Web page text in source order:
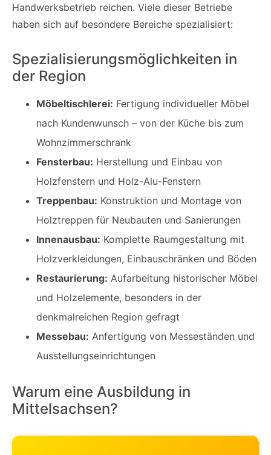
Handwerksbetrieb reichen. Viele dieser Betriebe
haben sich auf besondere Bereiche spezialisiert:
Spezialisierungsmöglichkeiten in
der Region
Möbeltischlerei: Fertigung individueller Möbel
nach Kundenwunsch – von der Küche bis zum
Wohnzimmerschrank
Fensterbau: Herstellung und Einbau von
Holzfenstern und Holz-Alu-Fenstern
Treppenbau: Konstruktion und Montage von
Holztreppen für Neubauten und Sanierungen
Innenausbau: Komplette Raumgestaltung mit
Holzverkleidungen, Einbauschränken und Böden
Restaurierung: Aufarbeitung historischer Möbel
und Holzelemente, besonders in der
denkmalreichen Region gefragt
Messebau: Anfertigung von Messeständen und
Ausstellungseinrichtungen
Warum eine Ausbildung in
Mittelsachsen?